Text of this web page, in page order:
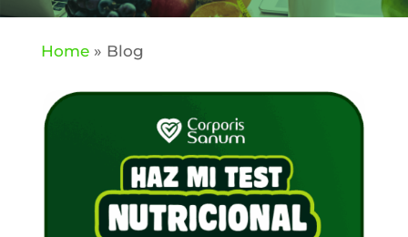
Home» Blog